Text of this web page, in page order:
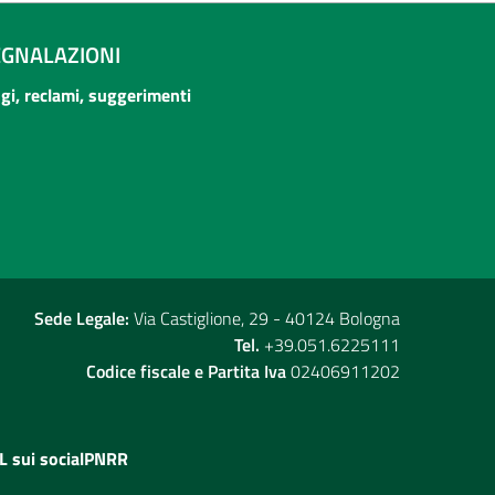
reclami, suggerimenti
Sede Legale: Via Castiglione, 29 - 40124 Bologna
Tel. +39.051.6225111
Codice fiscale e Partita Iva02406911202
sui socialPNRR